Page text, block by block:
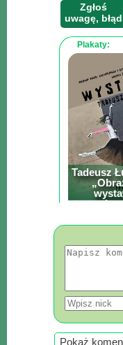
Zgłoś
uwagę,
Plakaty:
Tadeusz
Pokaż